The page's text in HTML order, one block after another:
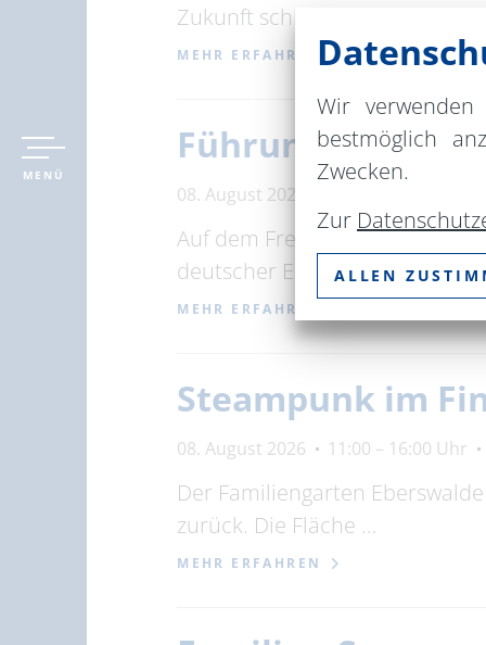
MENÜ
Zukunft schlägt und die
MEHR ERFAHREN
Führungen im
08. August 2026
Auf dem Freigelände unseres
deutscher
MEHR ERFAHREN
Steampunk im
08. August 2026 11:00 – 16:00 Uhr
Der Familiengarten
zurück. Die Fläche …
MEHR ERFAHREN
Wir
bestmöglich
Zwecken.
Zur
ALLEN